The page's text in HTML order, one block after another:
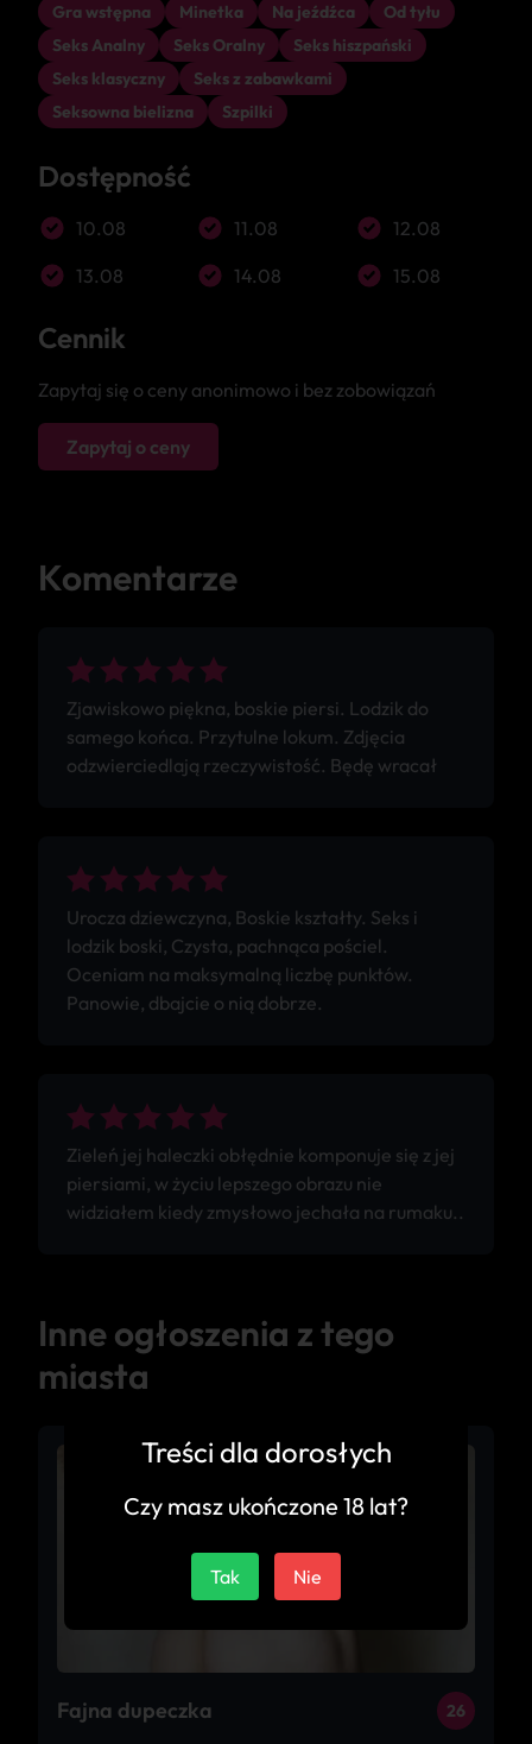
Gra wstępna
Minetka Na jeźdźca
Od tyłu
Seks Analny
Seks Oralny
Seks hiszpański
Seks klasyczny
Seks z zabawkami
Seksowna bielizna
Szpilki
Dostępność
10.08 11.08
12.08
13.08
14.08 15.08
Cennik
Zapytaj się o ceny anonimowo i bez zobowiązań
Zapytaj o ceny
Komentarze
Zjawiskowo piękna, boskie piersi. Lodzik do
samego końca. Przytulne lokum. Zdjęcia
odzwierciedlają rzeczywistość. Będę wracał
Urocza dziewczyna, Boskie kształty. Seks i
lodzik boski, Czysta, pachnąca pościel.
Oceniam na maksymalną liczbę punktów.
Panowie, dbajcie o nią dobrze.
Zieleń jej haleczki obłędnie komponuje się z jej
piersiami, w życiu lepszego obrazu nie
widziałem kiedy zmysłowo jechała na rumaku..
Inne ogłoszenia z tego
miasta
Fajna dupeczka 26
Treści dla dorosłych
Czy masz ukończone 18 lat?
Tak Nie